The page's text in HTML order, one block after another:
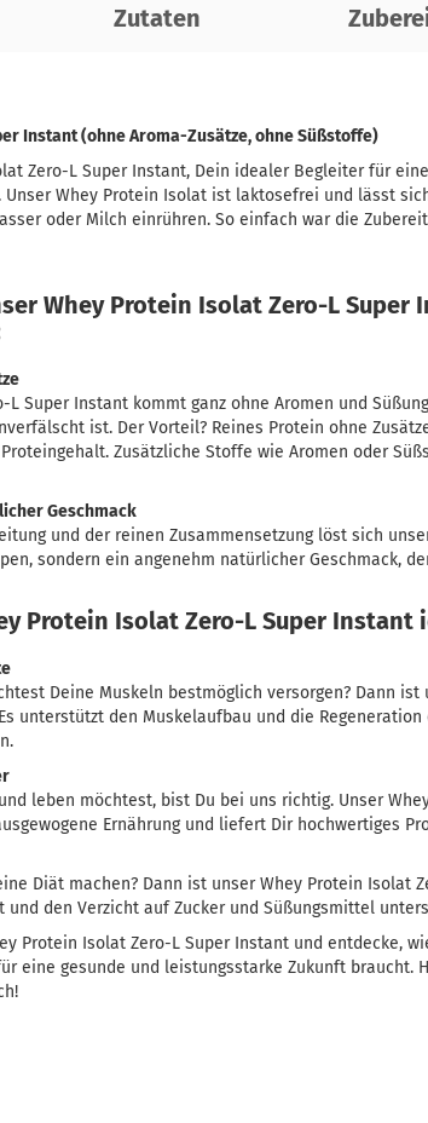
Zutaten
Instant (ohne Aroma-Zusätze, ohne Süßstoffe)
Zero-L Super Instant, Dein idealer Begleiter für
Unser Whey Protein Isolat ist laktosefrei und lässt
oder Milch einrühren. So einfach war die
Whey Protein Isolat Zero-L Super
L Super Instant kommt ganz ohne Aromen und
ist. Der Vorteil? Reines Protein ohne
Zusätzliche Stoffe wie Aromen oder
Geschmack
und der reinen Zusammensetzung löst sich
sondern ein angenehm natürlicher Geschmack,
Protein Isolat Zero-L Super Instant
Deine Muskeln bestmöglich versorgen? Dann ist
unterstützt den Muskelaufbau und die
leben möchtest, bist Du bei uns richtig. Unser
Ernährung und liefert Dir hochwertiges
Diät machen? Dann ist unser Whey Protein Isolat
und den Verzicht auf Zucker und Süßungsmittel
Protein Isolat Zero-L Super Instant und entdecke,
eine gesunde und leistungsstarke Zukunft braucht.